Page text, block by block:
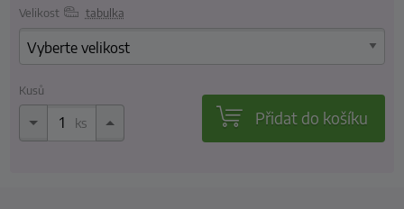
Velikost tabulka
Kusů
ks Přidat do košíku